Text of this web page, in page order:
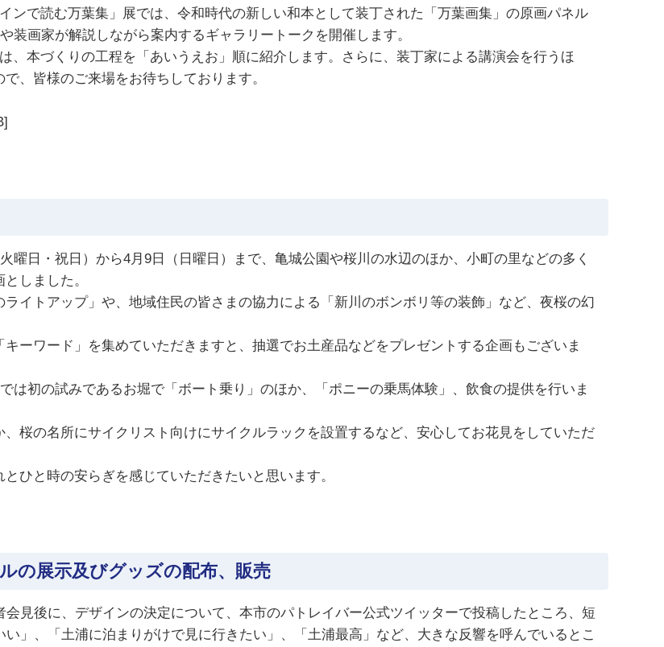
で読む万葉集」展では、令和時代の新しい和本として装丁された「万葉画集」の原画パネル
画家が解説しながら案内するギャラリートークを開催します。
づくりの工程を「あいうえお」順に紹介します。さらに、装丁家による講演会を行うほ
、皆様のご来場をお待ちしております。
日・祝日）から4月9日（日曜日）まで、亀城公園や桜川の水辺のほか、小町の里などの多く
しました。
イトアップ」や、地域住民の皆さまの協力による「新川のボンボリ等の装飾」など、夜桜の幻
ーワード」を集めていただきますと、抽選でお土産品などをプレゼントする企画もございま
初の試みであるお堀で「ボート乗り」のほか、「ポニーの乗馬体験」、飲食の提供を行いま
桜の名所にサイクリスト向けにサイクルラックを設置するなど、安心してお花見をしていただ
ひと時の安らぎを感じていただきたいと思います。
の展示及びグッズの配布、販売
見後に、デザインの決定について、本市のパトレイバー公式ツイッターで投稿したところ、短
」、「土浦に泊まりがけで見に行きたい」、「土浦最高」など、大きな反響を呼んでいるとこ